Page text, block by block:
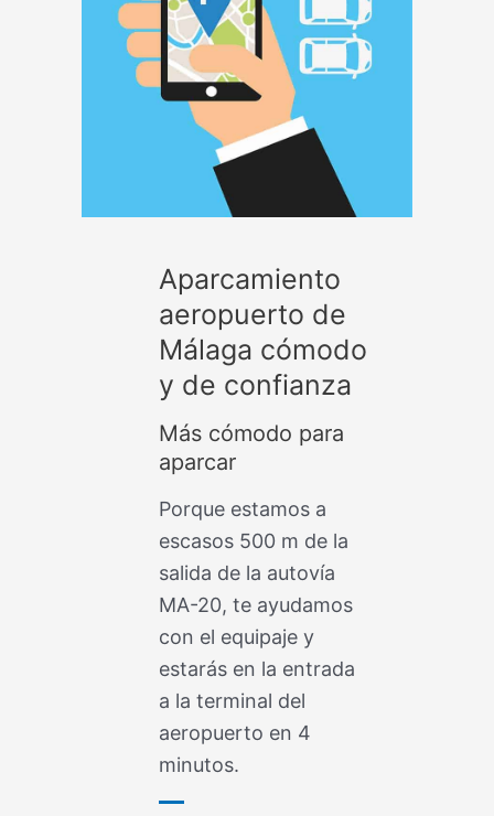
Aparcamiento
aeropuerto de
Málaga cómodo
y de confianza
Más cómodo para
aparcar
Porque estamos a
escasos 500 m de la
salida de la autovía
MA-20, te ayudamos
con el equipaje y
estarás en la entrada
a la terminal del
aeropuerto en 4
minutos.